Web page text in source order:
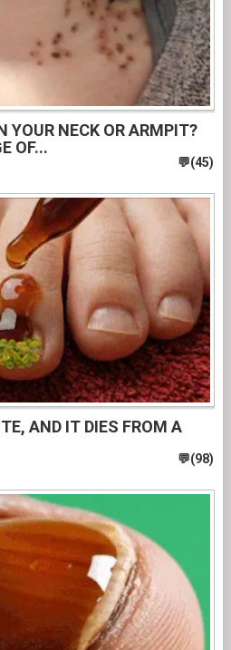
YOUR NECK OR ARMPIT?
OF...
AND IT DIES FROM A